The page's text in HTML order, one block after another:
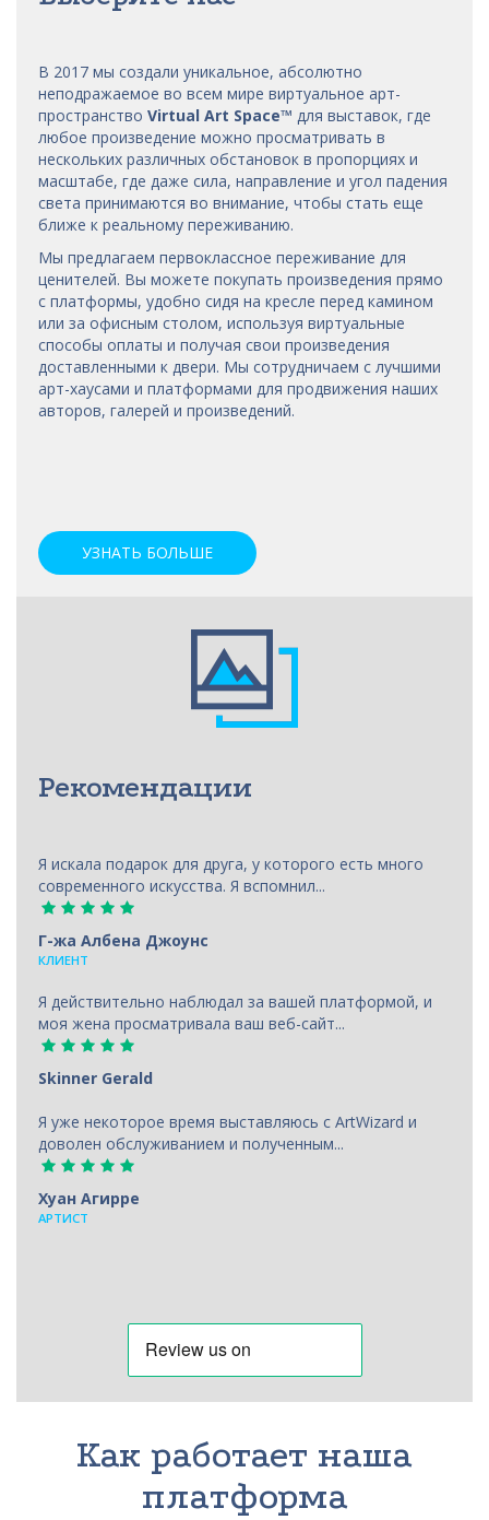
В 2017 мы создали уникальное, абсолютно
неподражаемое во всем мире виртуальное арт-
пространство Virtual Art Space™ для выставок, где
любое произведение можно просматривать в
нескольких различных обстановок в пропорциях и
масштабе, где даже сила, направление и угол падения
света принимаются во внимание, чтобы стать еще
ближе к реальному переживанию.
Мы предлагаем первоклассное переживание для
ценителей. Вы можете покупать произведения прямо
с платформы, удобно сидя на кресле перед камином
или за офисным столом, используя виртуальные
способы оплаты и получая свои произведения
доставленными к двери. Мы сотрудничаем с лучшими
арт-хаусами и платформами для продвижения наших
авторов, галерей и произведений.
УЗНАТЬ БОЛЬШЕ
Рекомендации
Я искала подарок для друга, у которого есть много
современного искусства. Я вспомнил...
Г-жа Албена Джоунс
КЛИЕНТ
Я действительно наблюдал за вашей платформой, и
моя жена просматривала ваш веб-сайт...
Skinner Gerald
Я уже некоторое время выставляюсь с ArtWizard и
доволен обслуживанием и полученным...
Хуан Агирре
АРТИСТ
Как работает наша
платформа